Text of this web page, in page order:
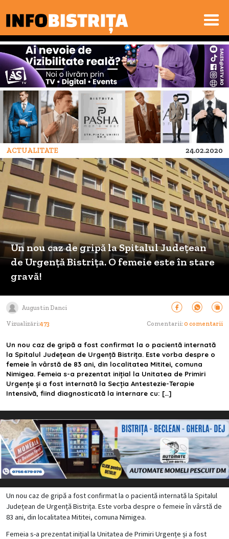
ACTUALITATE 24.02.2020
Un nou caz de gripă la Spitalul Județean
de Urgență Bistrița. O femeie este în stare
gravă!
Augustin Danci
Vizualizări:473 Comentarii: 0 comentarii
Un nou caz de gripă a fost confirmat la o pacientă internată
la Spitalul Județean de Urgență Bistrița. Este vorba despre o
femeie în vârstă de 83 ani, din localitatea Mititei, comuna
Nimigea. Femeia s-a prezentat inițial la Unitatea de Primiri
Urgențe și a fost internată la Secția Antestezie-Terapie
Intensivă, fiind diagnosticată la internare cu: […]
Un nou caz de gripă a fost confirmat la o pacientă internată la Spitalul
Județean de Urgență Bistrița. Este vorba despre o femeie în vârstă de
83 ani, din localitatea Mititei, comuna Nimigea.
Femeia s-a prezentat inițial la Unitatea de Primiri Urgențe și a fost